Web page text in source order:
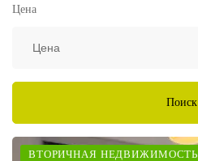
Цена
Поиск
ВТОРИЧНАЯ НЕДВИЖИМОСТЬ